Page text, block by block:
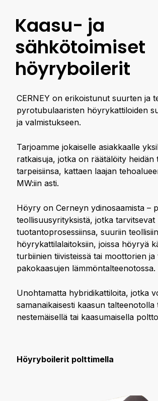
Kaasu- ja
sähkötoimiset
höyryboilerit
CERNEY on erikoistunut suurten ja
pyrotubulaaristen höyrykattiloiden
ja valmistukseen.
Tarjoamme jokaiselle asiakkaalle
ratkaisuja, jotka on räätälöity heidän
tarpeisiinsa, kattaen laajan
MW:iin asti.
Höyry on Cerneyn ydinosaamista –
teollisuusyrityksistä, jotka
tuotantoprosessiinsa, suuriin teollisiin
höyrykattilalaitoksiin, joissa höyryä
turbiinien tiivisteissä tai moottorien
pakokaasujen lämmöntalteenotossa.
Unohtamatta hybridikattiloita, jotka
samanaikaisesti kaasun talteenotolla
nestemäisellä tai kaasumaisella
Höyryboilerit polttimella